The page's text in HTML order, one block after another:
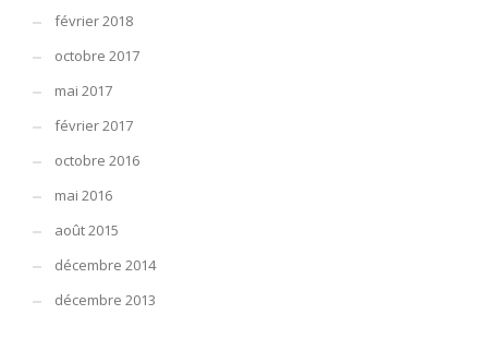
février 2018
octobre 2017
mai 2017
février 2017
octobre 2016
mai 2016
août 2015
décembre 2014
décembre 2013